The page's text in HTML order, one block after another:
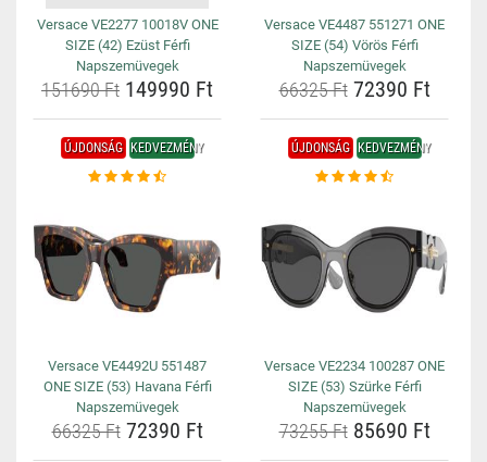
Versace VE2277 10018V ONE
SIZE (42) Ezüst Férfi
Napszemüvegek
151690 Ft 149990 Ft
Versace VE4487 551271 ONE
SIZE (54) Vörös Férfi
Napszemüvegek
66325 Ft72390 Ft
ÚJDONSÁG KEDVEZMÉNY
Versace VE4492U 551487
ONE SIZE (53) Havana Férfi
Napszemüvegek
66325 Ft72390 Ft
ÚJDONSÁG KEDVEZMÉNY
Versace VE2234 100287 ONE
SIZE (53) Szürke Férfi
Napszemüvegek
73255 Ft85690 Ft